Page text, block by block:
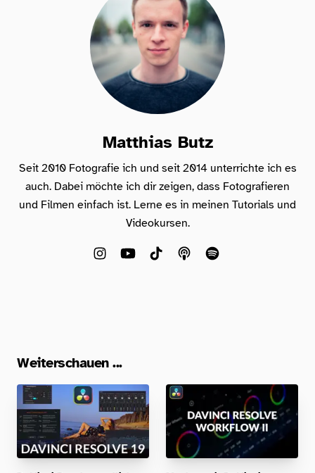
Matthias Butz
Seit 2010 Fotografie ich und seit 2014 unterrichte ich es
auch. Dabei möchte ich dir zeigen, dass Fotografieren
und Filmen einfach ist. Lerne es in meinen Tutorials und
Videokursen.
Weiterschauen ...